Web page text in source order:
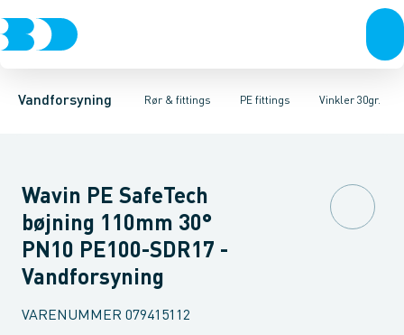
Vandforsyning Rør & fittings
Rør & fittingsKoblinger & anboringerMuffer, klemmer &
PE fittings
PE rørPE EL fittingsPE fittings Duktiljern fittingsVinkler 30gr.
Vinkler 90gr.Vinkler 60gr.Vinkler 45gr.Vinkler 30gr.Vinkler
Wavin PE SafeTech
bøjning 110mm 30°
PN10 PE100-SDR17 -
Vandforsyning
VARENUMMER 079415112